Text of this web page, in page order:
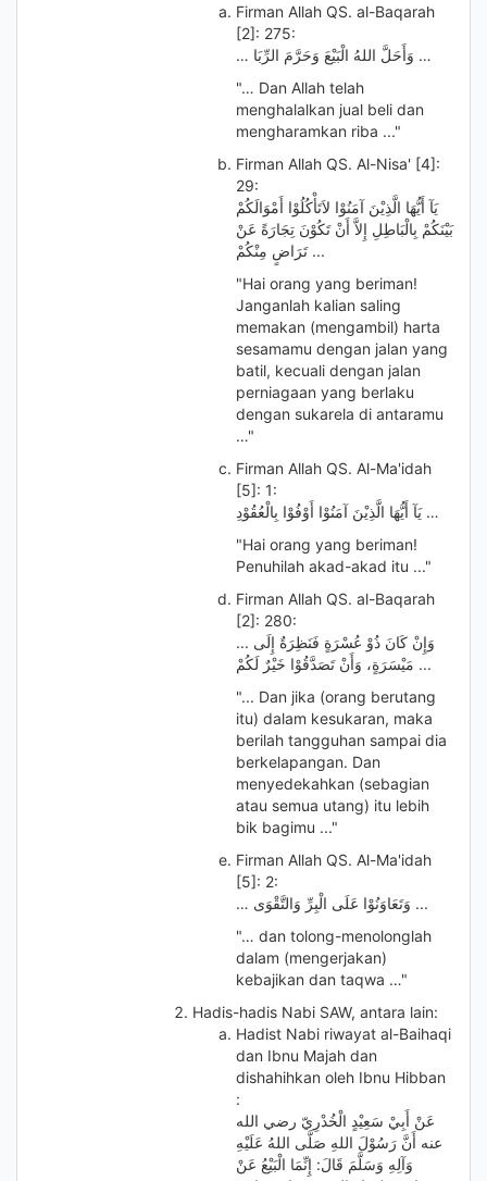
Firman Allah QS. al-Baqarah
[2]: 275:
… وَأَحَلَّ اللهُ الْبَيْعَ وَحَرَّمَ الرِّبَا …
"… Dan Allah telah
menghalalkan jual beli dan
mengharamkan riba ..."
Firman Allah QS. Al-Nisa' [4]:
29:
يَآ أَيُّهَا الَّذِيْنَ آمَنُوْا لاَتَأْكُلُوْا أَمْوَالَكُمْ
بَيْنَكُمْ بِالْبَاطِلِ إِلاَّ أَنْ تَكُوْنَ تِجَارَةً عَنْ
تَرَاضٍ مِنْكُمْ ...
"Hai orang yang beriman!
Janganlah kalian saling
memakan (mengambil) harta
sesamamu dengan jalan yang
batil, kecuali dengan jalan
perniagaan yang berlaku
dengan sukarela di antaramu
…"
Firman Allah QS. Al-Ma'idah
[5]: 1:
يَآ أَيُّهَا الَّذِيْنَ آمَنُوْا أَوْفُوْا بِالْعُقُوْدِ …
"Hai orang yang beriman!
Penuhilah akad-akad itu ..."
Firman Allah QS. al-Baqarah
[2]: 280:
... وَإِنْ كَانَ ذُوْ عُسْرَةٍ فَنَظِرَةٌ إِلَى
مَيْسَرَةٍ، وَأَنْ تَصَدَّقُوْا خَيْرٌ لَكُمْ ...
"... Dan jika (orang berutang
itu) dalam kesukaran, maka
berilah tangguhan sampai dia
berkelapangan. Dan
menyedekahkan (sebagian
atau semua utang) itu lebih
bik bagimu ..."
Firman Allah QS. Al-Ma'idah
[5]: 2:
… وَتَعَاوَنُوْا عَلَى الْبِرِّ وَالتَّقْوَى ...
"… dan tolong-menolonglah
dalam (mengerjakan)
kebajikan dan taqwa …"
Hadis-hadis Nabi SAW, antara lain:
Hadist Nabi riwayat al-Baihaqi
dan Ibnu Majah dan
dishahihkan oleh Ibnu Hibban
:
عَنْ أَبِيْ سَعِيْدٍ الْخُدْرِيّ رضي الله
عنه أَنَّ رَسُوْلَ اللهِ صَلَّى اللهُ عَلَيْهِ
وَآلِهِ وَسَلَّمَ قَالَ: إِنِّمَا الْبَيْعُ عَنْ